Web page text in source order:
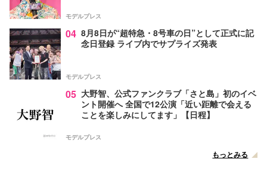
モデルプレス
04 8月8日が“超特急・8号車の日”として正式に記
念日登録 ライブ内でサプライズ発表
モデルプレス
05 大野智、公式ファンクラブ「さと島」初のイベ
ント開催へ 全国で12公演「近い距離で会える
ことを楽しみにしてます」【日程】
モデルプレス
もっとみる